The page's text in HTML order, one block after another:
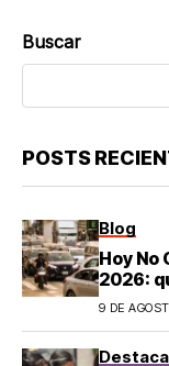
Buscar
POSTS
Blog
Hoy No
2026:
salir en
9 DE